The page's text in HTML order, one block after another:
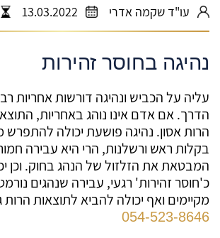
עו"ד שקמה אדרי 13.03.2022
נהיגה בחוסר זהירות
עליה על הכביש ונהיגה דורשות אחריות
הדרך. אם אדם אינו נוהג באחריות,
הרות אסון. נהיגה פושעת יכולה להתפרש
בקלות ראש ורשלנות, הרי היא עבירה
המבטאת את הזלזול של הנהג בחוק. וכן
כ'חוסר זהירות' רגעי, עבירה שנהגים
מקיימים ואף יכולה להביא לתוצאות הרות
054-523-8646